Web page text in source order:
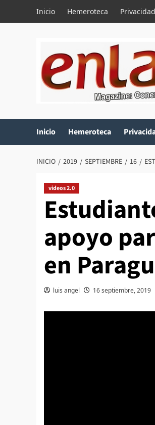
Inicio Hemeroteca Privacidad
Inicio Hemeroteca
INICIO 2019 SEPTIEMBRE 16
videos 2.0
apoyo
en
luis angel 16 septiembre, 2019